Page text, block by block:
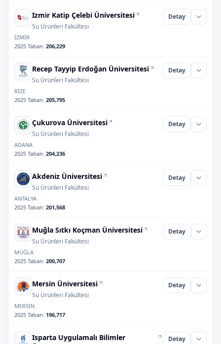
Izmir Katip Çelebi Üniversitesi
Su Ürünleri Fakültesi
Detay
İZMİR
2025 Taban: 206,229
Recep Tayyip Erdoğan Üniversitesi
Su Ürünleri Fakültesi
Detay
RİZE
2025 Taban: 205,795
Çukurova Üniversitesi
Su Ürünleri Fakültesi
Detay
ADANA
2025 Taban: 204,236
Akdeniz Üniversitesi
Su Ürünleri Fakültesi
Detay
ANTALYA
2025 Taban: 201,568
Muğla Sıtkı Koçman Üniversitesi
Su Ürünleri Fakültesi
Detay
MUĞLA
2025 Taban: 200,707
Mersin Üniversitesi
Su Ürünleri Fakültesi
Detay
MERSİN
2025 Taban: 196,717
Isparta Uygulamalı Bilimler
Detay